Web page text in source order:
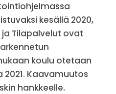
kesällä 2020,
Tilapalvelut ovat
koulu otetaan
Kaavamuutos
hankkeelle.